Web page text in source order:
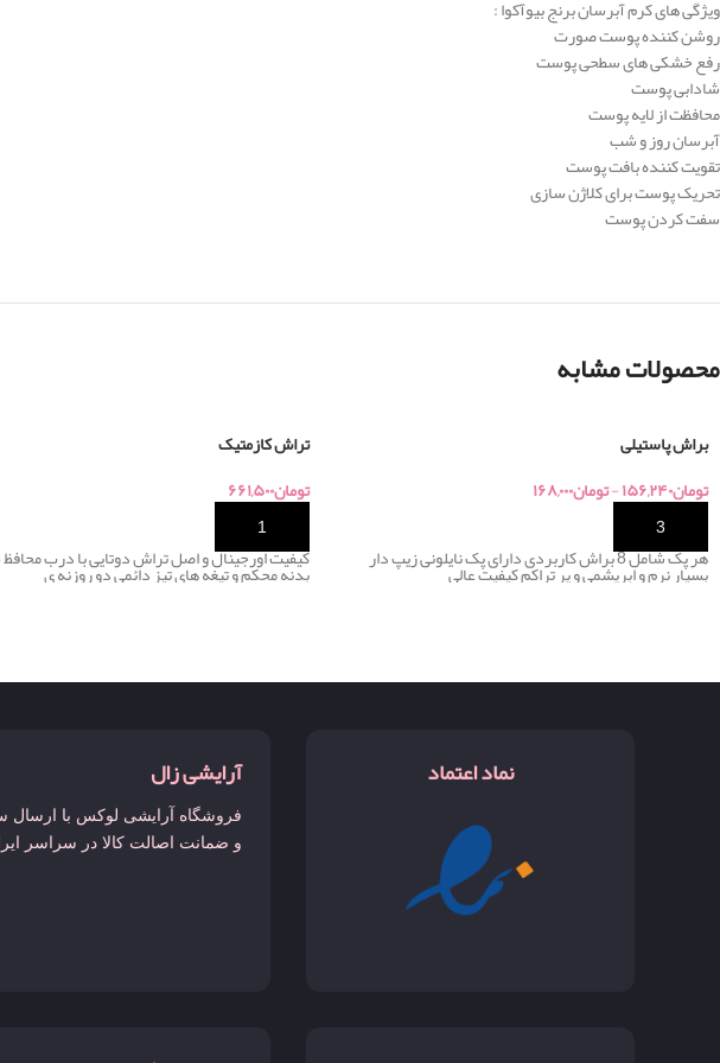
ویژگی های کرم آبرسان برنج بیوآکوا :
روشن کننده پوست صورت
رفع خشکی های سطحی پوست
شادابی پوست
محافظت از لایه پوست
آبرسان روز و شب
تقویت کننده بافت پوست
تحریک پوست برای کلاژن سازی
سفت کردن پوست
محصولات مشابه
براش پاستیلی
تومان۱۵۶,۲۴۰-تومان۱۶۸,۰۰۰
هر پک شامل 8 براش کاربردی دارای پک نایلونی زیپ دار
بسیار نرم و ابریشمی و پر تراکم کیفیت عالی
تراش کازمتیک
تومان۶۶۱,۵۰۰
خرید
کیفیت اورجینال و اصل تراش دوتایی با درب
بدنه محکم و تیغه های تیز دائمی دو روزنه ی
نماد اعتماد آرایشی زال
فروشگاه آرایشی لوکس با ارسال
و ضمانت اصالت کالا در سراسر